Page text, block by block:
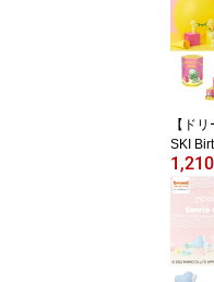
料 -
【ド
SKI
スキー
ーズ ブ
/ アソ
1,210